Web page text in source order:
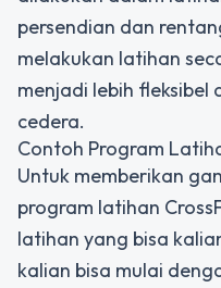
persendian dan
melakukan latihan
menjadi lebih
cedera.
Contoh Program
Untuk memberikan
program latihan
latihan yang bisa
kalian bisa mulai